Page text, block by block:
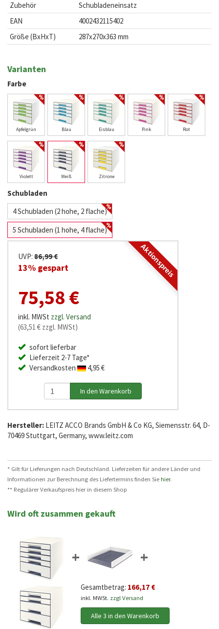
Zubehör
Schubladeneinsatz
EAN
4002432115402
Größe (BxHxT)
287x270x363 mm
Varianten
Farbe
Apfelgrün Blau Eisblau Pink Rot
Violett Weiß Zitrone
Schubladen
4 Schubladen (2 hohe, 2 flache)
5 Schubladen (1 hohe, 4 flache)
Aktionspreis
UVP: 86,99 €
13% gespart
75,58 €
inkl. MWSt zzgl. Versand
(63,51 € zzgl. MWSt)
sofort lieferbar
Lieferzeit 2-7 Tage*
Versandkosten
4,95 €
Hersteller: LEITZ ACCO Brands GmbH & Co KG, Siemensstr. 64, D-
70469 Stuttgart, Germany, www.leitz.com
* Gilt für Lieferungen nach Deutschland. Lieferzeiten für andere Länder und
Informationen zur Berechnung des Liefertermins finden Siehier.
** Regulärer Verkaufspreis hier in diesem Shop
Wird oft zusammen gekauft
+ +
Gesamtbetrag: 166,17 €
inkl. MWSt. zzgl Versand
Alle 3 in den Warenkorb